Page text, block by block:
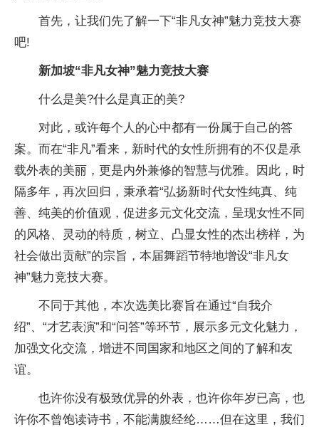
首先，让我们先了解一下“非凡女神”魅力竞技大赛
吧!
新加坡“非凡女神”魅力竞技大赛
什么是美?什么是真正的美?
对此，或许每个人的心中都有一份属于自己的答
案。而在“非凡”看来，新时代的女性所拥有的不仅是承
载外表的美丽，更是内外兼修的智慧与优雅。因此，时
隔多年，再次回归，秉承着“弘扬新时代女性纯真、纯
善、纯美的价值观，促进多元文化交流，呈现女性不同
的风格、灵动的特质，树立、凸显女性的杰出榜样，为
社会做出贡献”的宗旨，本届舞蹈节特地增设“非凡女
神”魅力竞技大赛。
不同于其他，本次选美比赛旨在通过“自我介
绍”、“才艺表演”和“问答”等环节，展示多元文化魅力，
加强文化交流，增进不同国家和地区之间的了解和友
谊。
也许你没有极致优异的外表，也许你年岁已高，也
许你不曾饱读诗书，不能满腹经纶……但在这里，我们